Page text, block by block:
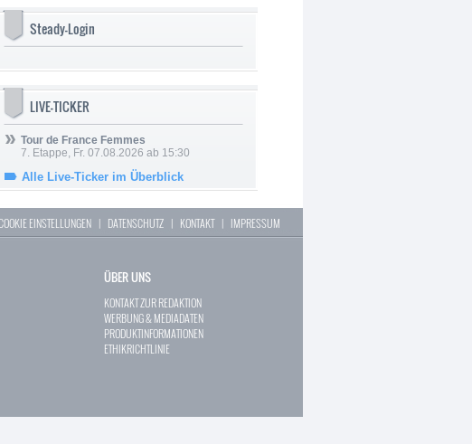
Steady-Login
LIVE-TICKER
Tour de France Femmes
7. Etappe, Fr. 07.08.2026 ab 15:30
Alle Live-Ticker im Überblick
EINSTELLUNGEN | DATENSCHUTZ | KONTAKT| IMPRESSUM
ÜBER UNS
KONTAKT ZUR REDAKTION
WERBUNG & MEDIADATEN
PRODUKTINFORMATIONEN
ETHIKRICHTLINIE